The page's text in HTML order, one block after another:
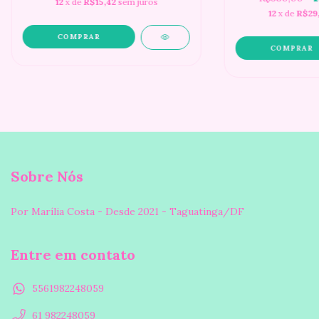
12 x de
Sobre Nós
Por Marília Costa - Desde 2021 - Taguatinga/DF
Entre em contato
5561982248059
61 982248059